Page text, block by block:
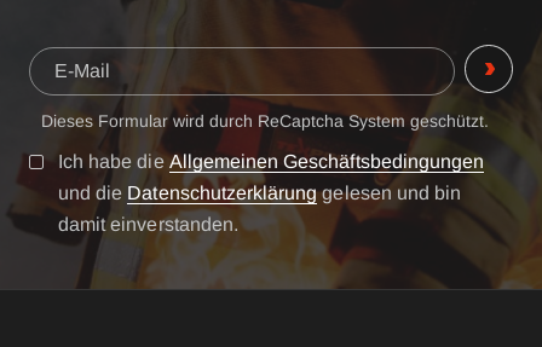
Dieses Formular wird durch ReCaptcha System geschützt.
Ich habe die Allgemeinen Geschäftsbedingungen
und die Datenschutzerklärunggelesen und bin
damit einverstanden.